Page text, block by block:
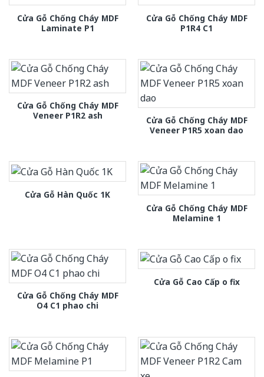
Cửa Gỗ Chống Cháy MDF
Laminate P1
Cửa Gỗ Chống Cháy MDF
P1R4 C1
Cửa Gỗ Chống Cháy MDF
Veneer P1R2 ash
Cửa Gỗ Chống Cháy MDF
Veneer P1R5 xoan dao
Cửa Gỗ Hàn Quốc 1K
Cửa Gỗ Chống Cháy MDF
Melamine 1
Cửa Gỗ Chống Cháy MDF
O4 C1 phao chi
Cửa Gỗ Cao Cấp o fix